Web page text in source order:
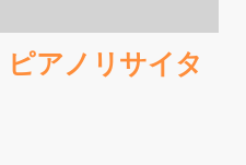
アノリサイタ